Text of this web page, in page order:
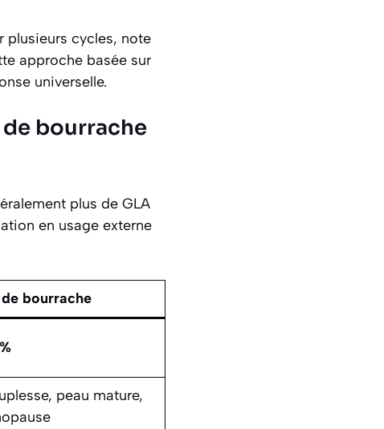
plusieurs cycles, note
approche basée sur
universelle.
bourrache
plus de GLA
en usage externe
bourrache
peau mature,